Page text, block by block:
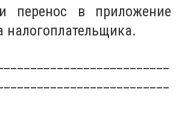
перенос в приложение
налогоплательщика.